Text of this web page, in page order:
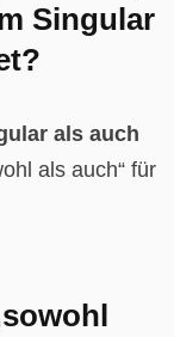
Singular
als auch
als auch“ für